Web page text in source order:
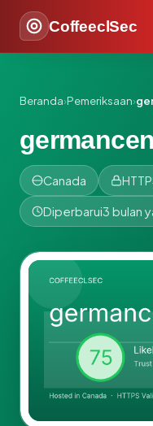
CoffeeclSec
Beranda›Pemeriksaan›
Canada
Diperbarui3 bulan